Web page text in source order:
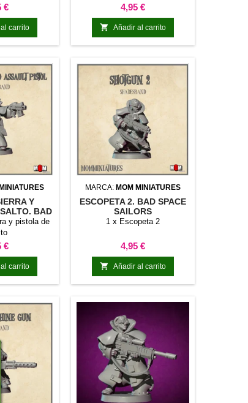
€
carrito
Precio
4,95 €
 Añadir al carrito
Y
BAD
y pistola de
€
carrito
MARCA: MOM MINIATURES
ESCOPETA 2. BAD SPACE
SAILORS
1 x Escopeta 2
Precio
4,95 €
 Añadir al carrito